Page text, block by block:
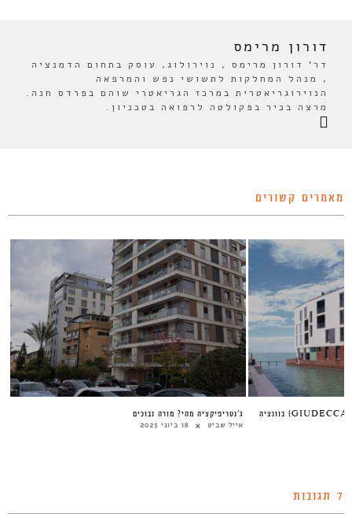
דורון מרימס
דר' דורון מרימס , נוירולוג, עוסק בתחום הדמנציה
, מנהל המחלקות לתשושי נפש והמרפאה
הנוירוגריאטרית במרכז הגריאטרי שוהם בפרדס חנה.
מרצה בכיר בפקולטה לרפואה בטכניון.
מאמרים קשורים
פיתוח מורשת תעשייתית באי ג’ודקה (GIUDECCA) בוונציה
אורית מאיר 29 באפריל 2025
הדיור הנוכחי?
7 תגובות